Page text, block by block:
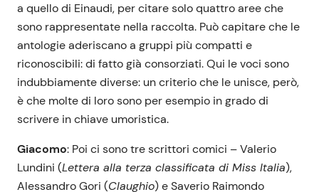
a quello di Einaudi, per citare solo quattro aree che
sono rappresentate nella raccolta. Può capitare che le
antologie aderiscano a gruppi più compatti e
riconoscibili: di fatto già consorziati. Qui le voci sono
indubbiamente diverse: un criterio che le unisce, però,
è che molte di loro sono per esempio in grado di
scrivere in chiave umoristica.
Giacomo: Poi ci sono tre scrittori comici – Valerio
Lundini (Lettera alla terza classificata di Miss Italia),
Alessandro Gori (Claughio) e Saverio Raimondo